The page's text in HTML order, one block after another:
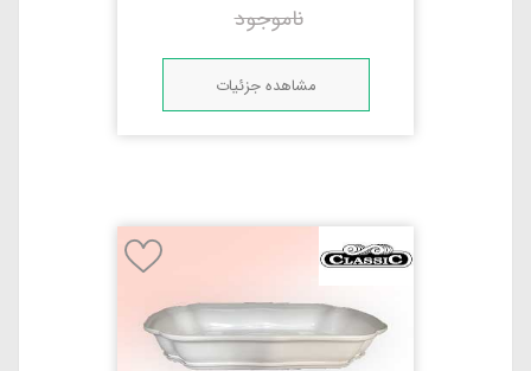
ناموجود
مشاهده جزئیات